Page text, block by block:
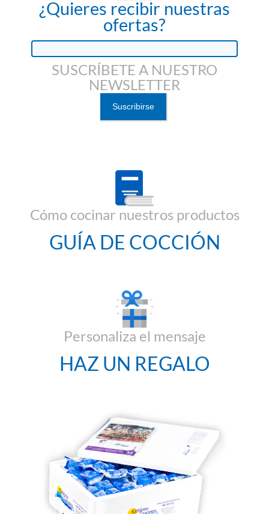
¿Quieres recibir nuestras
ofertas?
SUSCRÍBETE A NUESTRO
NEWSLETTER
Cómo cocinar nuestros productos
GUÍA DE COCCIÓN
Personaliza el mensaje
HAZ UN REGALO